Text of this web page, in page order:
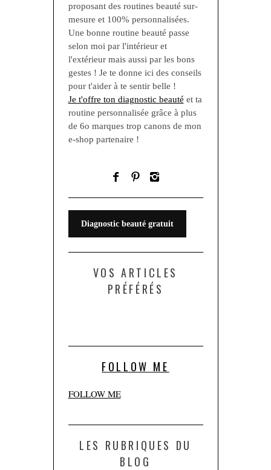
proposant des routines beauté sur-
mesure et 100% personnalisées.
Une bonne routine beauté passe
selon moi par l'intérieur et
l'extérieur mais aussi par les bons
gestes ! Je te donne ici des conseils
pour t'aider à te sentir belle !
Je t'offre ton diagnostic beauté et ta
routine personnalisée grâce à plus
de 6o marques trop canons de mon
e-shop partenaire !
Diagnostic beauté gratuit
VOS ARTICLES
PRÉFÉRÉS
FOLLOW ME
FOLLOW ME
LES RUBRIQUES DU
BLOG